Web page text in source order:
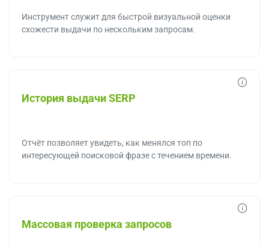
Инструмент служит для быстрой визуальной оценки
схожести выдачи по нескольким запросам.
История выдачи SERP
Отчёт позволяет увидеть, как менялся топ по
интересующей поисковой фразе с течением времени.
Массовая проверка запросов